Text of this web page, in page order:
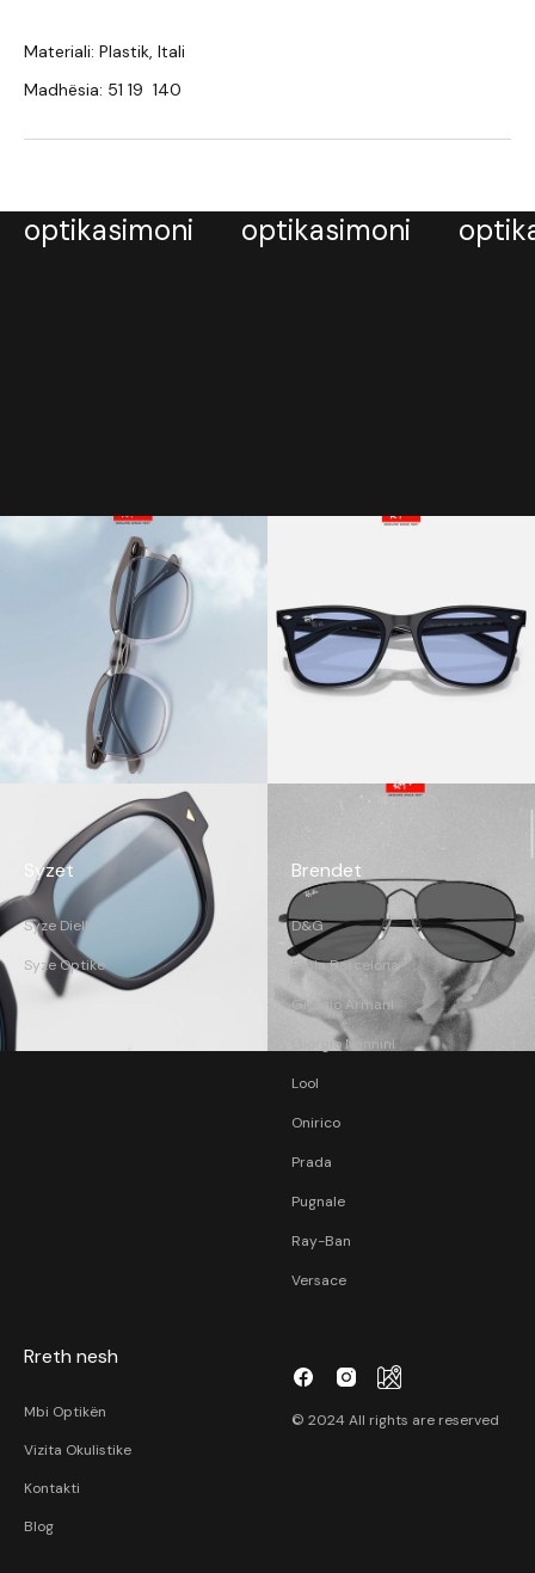
Materiali: Plastik, Itali
Madhësia: 51 19 140
optikasimoni optikasimoni
Syzet
Syze Dielli
Syze Optike
Brendet
D&G
Etnia Barcelona
Giorgio Armani
Giorgio Nannini
Lool
Onirico
Prada
Pugnale
Ray-Ban
Versace
Rreth nesh
Mbi Optikën
Vizita Okulistike
Kontakti
Blog
© 2024 All rights are reserved